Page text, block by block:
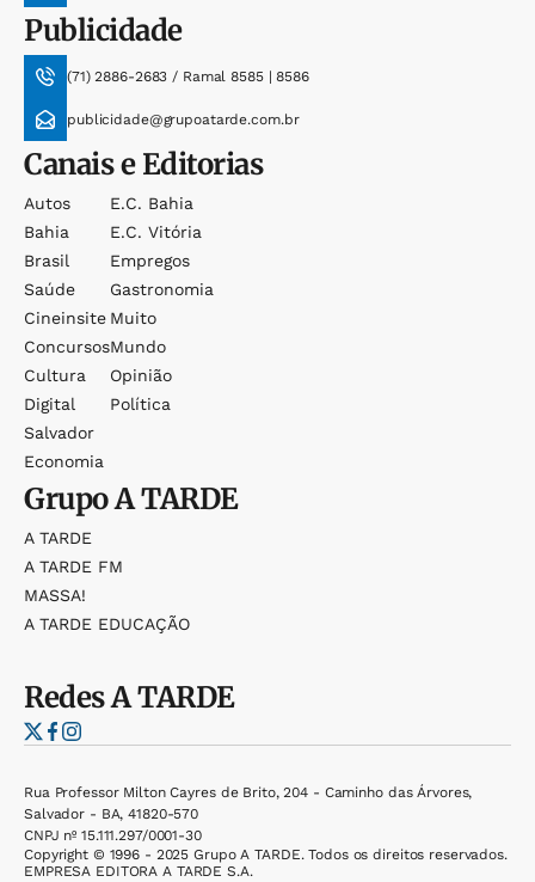
Publicidade
(71) 2886-2683 / Ramal 8585 | 8586
publicidade@grupoatarde.com.br
Canais e Editorias
Autos
Bahia
Brasil
Saúde
Cineinsite
Concursos
Cultura
Digital
Salvador
Economia
E.c. Bahia
E.c. Vitória
Empregos
Gastronomia
Muito
Mundo
Opinião
Política
GrupoA TARDE
A TARDE
A TARDE FM
MASSA!
A TARDE EDUCAÇÃO
RedesA TARDE
Rua Professor Milton Cayres de Brito, 204 - Caminho das Árvores,
Salvador - BA, 41820-570
CNPJ nº 15.111.297/0001-30
Copyright © 1996 - 2025 Grupo A TARDE. Todos os direitos reservados.
EMPRESA EDITORA A TARDE S.A.